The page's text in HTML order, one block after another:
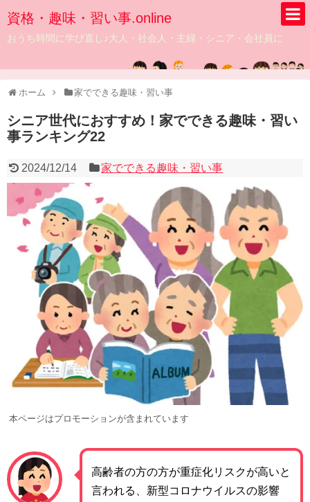
資格・趣味・習い事.online
おうち時間に学び直し♪大人・社会人・主婦・シニア・会社員に
ホーム 家でできる趣味・習い事
シニア世代におすすめ！家でできる趣味・習い
事ランキング22
2024/12/14 家でできる趣味・習い事
本ページはプロモーションが含まれています
高齢者の方の方が重症化リスクが高いと
言われる、新型コロナウイルスの影響